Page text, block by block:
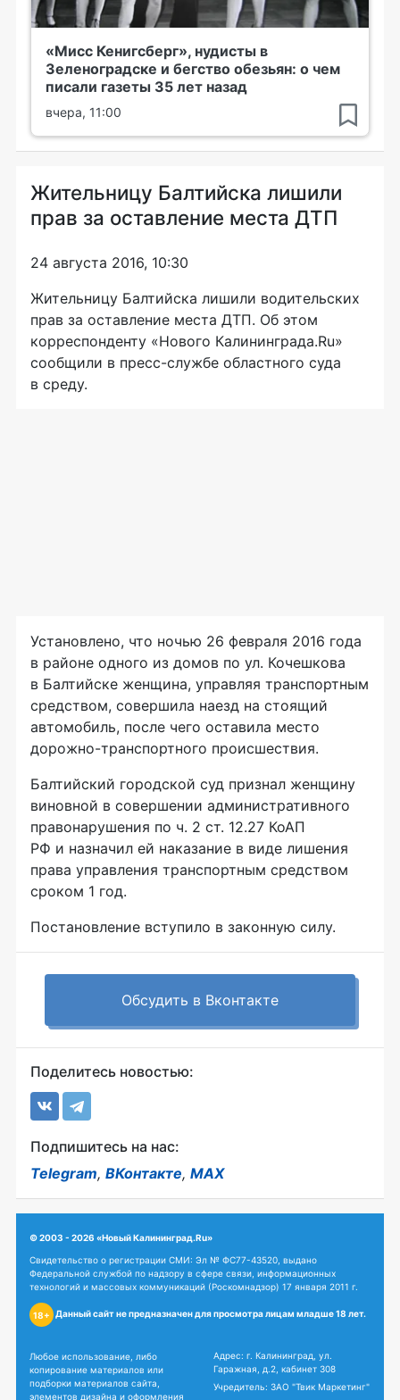
«Мисс Кенигсберг», нудисты в
Зеленоградске и бегство обезьян: о чем
писали газеты 35 лет назад
вчера, 11:00
Жительницу Балтийска лишили
прав за оставление места ДТП
24 августа 2016, 10:30
Жительницу Балтийска лишили водительских
прав за оставление места ДТП. Об этом
корреспонденту «Нового Калининграда.Ru»
сообщили в пресс-службе областного суда
в среду.
Установлено, что ночью 26 февраля 2016 года
в районе одного из домов по ул. Кочешкова
в Балтийске женщина, управляя транспортным
средством, совершила наезд на стоящий
автомобиль, после чего оставила место
дорожно-транспортного происшествия.
Балтийский городской суд признал женщину
виновной в совершении административного
правонарушения по ч. 2 ст. 12.27 КоАП
РФ и назначил ей наказание в виде лишения
права управления транспортным средством
сроком 1 год.
Постановление вступило в законную силу.
Обсудить в Вконтакте
Поделитесь новостью:
Подпишитесь на нас:
Telegram, ВКонтакте, MAX
© 2003 - 2026 «Новый Калининград.Ru»
Свидетельство о регистрации СМИ: Эл № ФС77-43520, выдано
Федеральной службой по надзору в сфере связи, информационных
технологий и массовых коммуникаций (Роскомнадзор) 17 января 2011 г.
18+ Данный сайт не предназначен для просмотра лицам младше 18 лет.
Любое использование, либо
копирование материалов или
подборки материалов сайта,
элементов дизайна и оформления
Адрес: г. Калининград, ул.
Гаражная, д.2, кабинет 308
Учредитель: ЗАО "Твик Маркетинг"